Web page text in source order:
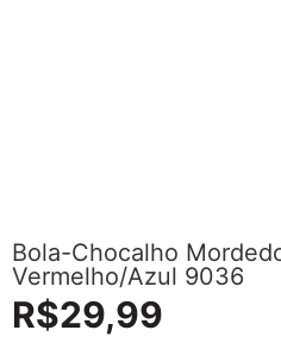
Bola-Chocalho
Vermelho/Azul 9036
R$29,99